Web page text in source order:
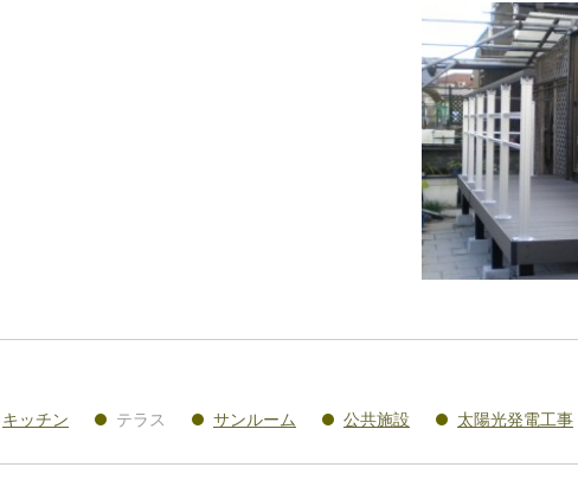
キッチン テラス サンルーム 公共施設 太陽光発電工事